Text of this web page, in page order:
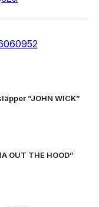
”JOHN WICK”
OUT THE HOOD”